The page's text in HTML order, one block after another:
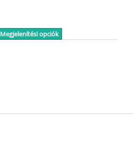
Megjelenítési opciók